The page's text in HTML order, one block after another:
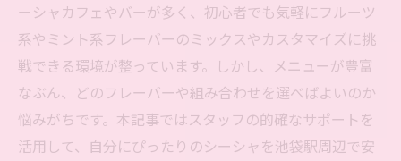
ーシャカフェやバーが多く、初心者でも気軽にフルーツ
系やミント系フレーバーのミックスやカスタマイズに挑
戦できる環境が整っています。しかし、メニューが豊富
なぶん、どのフレーバーや組み合わせを選べばよいのか
悩みがちです。本記事ではスタッフの的確なサポートを
活用して、自分にぴったりのシーシャを池袋駅周辺で安